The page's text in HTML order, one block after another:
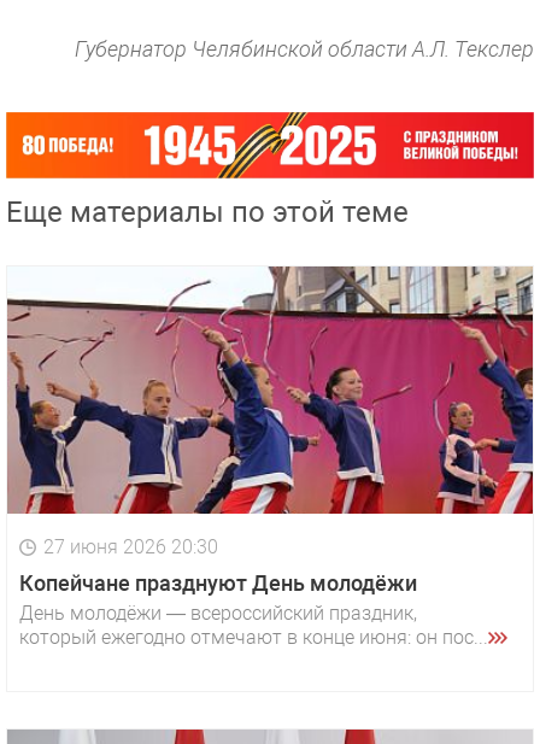
Губернатор Челябинской области А.Л. Текслер
Еще материалы по этой теме
27 июня 2026 20:30
Копейчане празднуют День молодёжи
День молодёжи — всероссийский праздник,
который ежегодно отмечают в конце июня: он пос...